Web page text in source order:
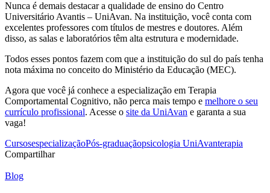
Nunca é demais destacar a qualidade de ensino do Centro
Universitário Avantis – UniAvan. Na instituição, você conta com
excelentes professores com títulos de mestres e doutores. Além
disso, as salas e laboratórios têm alta estrutura e modernidade.
Todos esses pontos fazem com que a instituição do sul do país tenha
nota máxima no conceito do Ministério da Educação (MEC).
Agora que você já conhece a especialização em Terapia
Comportamental Cognitivo, não perca mais tempo e melhore o seu
currículo profissional. Acesse o site da UniAvan e garanta a sua
vaga!
CursosespecializaçãoPós-graduaçãopsicologia UniAvanterapia
Compartilhar
Blog